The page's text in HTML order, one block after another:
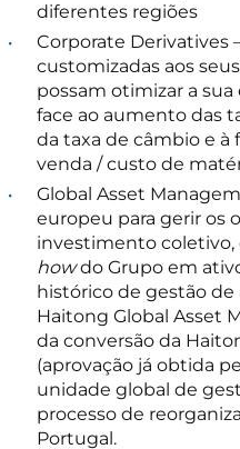
diferentes regiões
Corporate Derivatives
customizadas aos
possam otimizar a
face ao aumento das
da taxa de câmbio e à
venda / custo de
Global Asset
europeu para gerir os
investimento coletivo,
howdo Grupo em
histórico de gestão de
Haitong Global Asset
da conversão da
(aprovação já obtida
unidade global de
processo de
Portugal.